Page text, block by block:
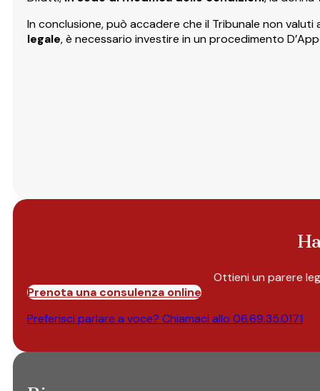
In conclusione, può accadere che il Tribunale non
legale, è necessario investire in un procedimento
Ottieni un parere
Prenota una consulenza online
Preferisci parlare a voce? Chiamaci allo 06.69.35.0171